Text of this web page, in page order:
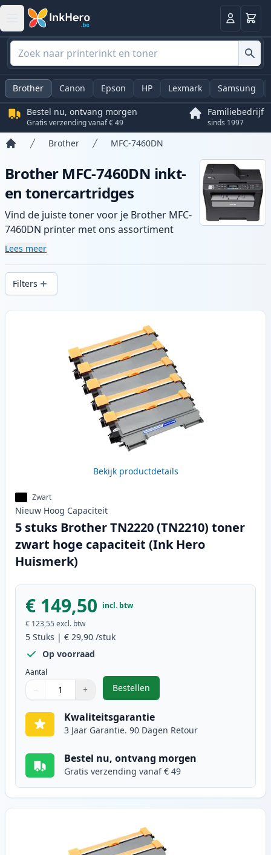
Log in
Brother Canon Epson HP Lexmark Samsung
Bestel nu, ontvang morgen
Gratis verzending vanaf € 49
Familiebedrijf
sinds 1997
Brother MFC-7460DN
Brother MFC-7460DN inkt-
en tonercartridges
Vind de juiste toner voor je Brother MFC-
7460DN printer met ons assortiment
compatibele en high-yield cartridges.
snelle levering vanuit lokale voorraad in .
Lees meer
Filters
Producten
Bekijk productdetails
Zwart
Nieuw Hoog Capaciteit
5 stuks Brother TN2220 (TN2210) toner
zwart hoge capaciteit (Ink Hero
Huismerk)
€ 149,50 incl. btw
€ 123,55 excl. btw
5 Stuks | € 29,90 /stuk
Op voorraad
Aantal
Gebruik de knoppen om aan te passen
− +
1
Bestellen
,5 stuks Brother TN2220
Kwaliteitsgarantie
3 Jaar Garantie. 90 Dagen Retour
Bestel nu, ontvang morgen
Gratis verzending vanaf € 49